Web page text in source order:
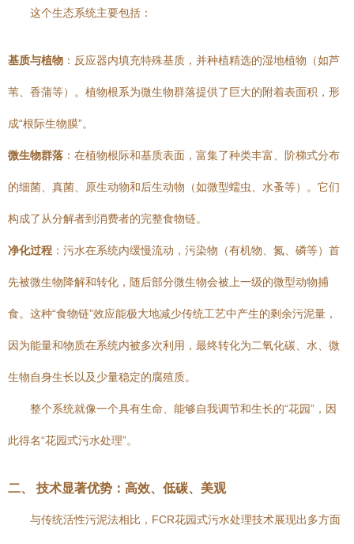
这个生态系统主要包括：
基质与植物 ：反应器内填充特殊基质，并种植精选的湿地植物（如芦
苇、香蒲等）。植物根系为微生物群落提供了巨大的附着表面积，形
成“根际生物膜”。
微生物群落 ：在植物根际和基质表面，富集了种类丰富、阶梯式分布
的细菌、真菌、原生动物和后生动物（如微型蠕虫、水蚤等）。它们
构成了从分解者到消费者的完整食物链。
净化过程 ：污水在系统内缓慢流动，污染物（有机物、氮、磷等）首
先被微生物降解和转化，随后部分微生物会被上一级的微型动物捕
食。这种“食物链”效应能极大地减少传统工艺中产生的剩余污泥量，
因为能量和物质在系统内被多次利用，最终转化为二氧化碳、水、微
生物自身生长以及少量稳定的腐殖质。
整个系统就像一个具有生命、能够自我调节和生长的“花园”，因
此得名“花园式污水处理”。
二、 技术显著优势：高效、低碳、美观
与传统活性污泥法相比，FCR花园式污水处理技术展现出多方面